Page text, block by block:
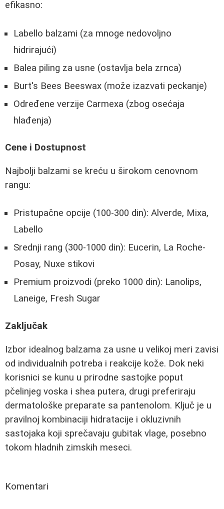
efikasno:
Labello balzami (za mnoge nedovoljno
hidrirajući)
Balea piling za usne (ostavlja bela zrnca)
Burt's Bees Beeswax (može izazvati peckanje)
Određene verzije Carmexa (zbog osećaja
hlađenja)
Cene i Dostupnost
Najbolji balzami se kreću u širokom cenovnom
rangu:
Pristupačne opcije (100-300 din): Alverde, Mixa,
Labello
Srednji rang (300-1000 din): Eucerin, La Roche-
Posay, Nuxe stikovi
Premium proizvodi (preko 1000 din): Lanolips,
Laneige, Fresh Sugar
Zaključak
Izbor idealnog balzama za usne u velikoj meri zavisi
od individualnih potreba i reakcije kože. Dok neki
korisnici se kunu u prirodne sastojke poput
pčelinjeg voska i shea putera, drugi preferiraju
dermatološke preparate sa pantenolom. Ključ je u
pravilnoj kombinaciji hidratacije i okluzivnih
sastojaka koji sprečavaju gubitak vlage, posebno
tokom hladnih zimskih meseci.
Komentari